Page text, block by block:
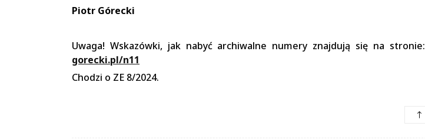
Piotr Górecki
Uwaga! Wskazówki, jak nabyć archiwalne numery znajdują się na stronie:
gorecki.pl/n11
Chodzi o ZE 8/2024.